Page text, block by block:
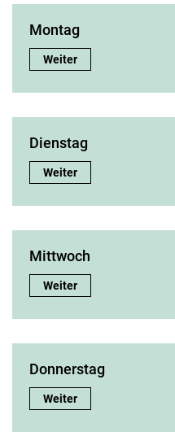
Dienstag
Montag
Montag:
Weiter
Dienstag
Dienstag:
Weiter
Mittwoch
Mittwoch:
Weiter
Donnerstag
Donnerstag:
Weiter